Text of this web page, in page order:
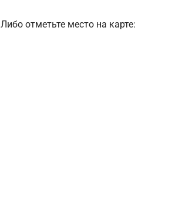
Либо отметьте место на карте: